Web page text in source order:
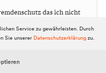
das ich nicht
flüchten muss ... es
nicht unbedingt
sitzen und die Lieburg
Service zu gewährleisten. Durch
Sie unserer Datenschutzerklärungzu.